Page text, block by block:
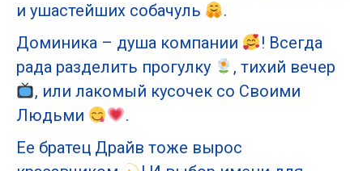
и ушастейших собачуль
.
Доминика – душа компании
! Всегда
рада разделить прогулку
, тихий вечер
, или лакомый кусочек со Своими
Людьми
.
Ее братец Драйв тоже вырос